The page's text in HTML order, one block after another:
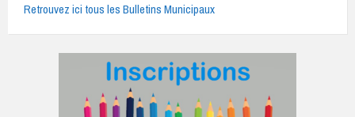
Retrouvez ici tous les Bulletins Municipaux